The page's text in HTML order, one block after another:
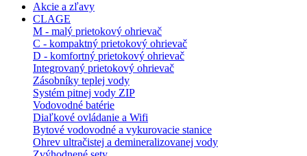
Akcie a zľavy
CLAGE
M - malý prietokový ohrievač
C - kompaktný prietokový ohrievač
D - komfortný prietokový ohrievač
Integrovaný prietokový ohrievač
Zásobníky teplej vody
Systém pitnej vody ZIP
Vodovodné batérie
Diaľkové ovládanie a Wifi
Bytové vodovodné a vykurovacie stanice
Ohrev ultračistej a demineralizovanej vody